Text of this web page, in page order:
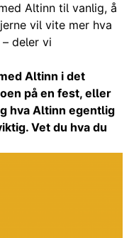
Altinn til vanlig, å
vil vite mer hva
deler vi
Altinn i det
på en fest, eller
hva Altinn egentlig
Vet du hva du